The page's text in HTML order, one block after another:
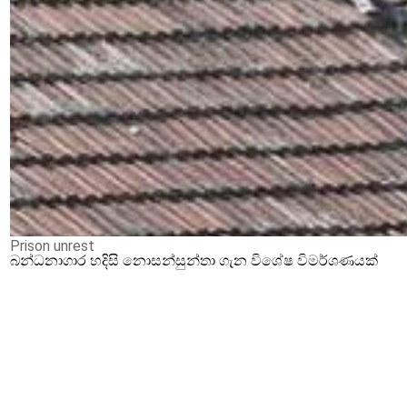
Prison unrest
බන්ධනාගාර හදිසි නොසන්සුන්තා ගැන විශේෂ විමර්ශණයක්